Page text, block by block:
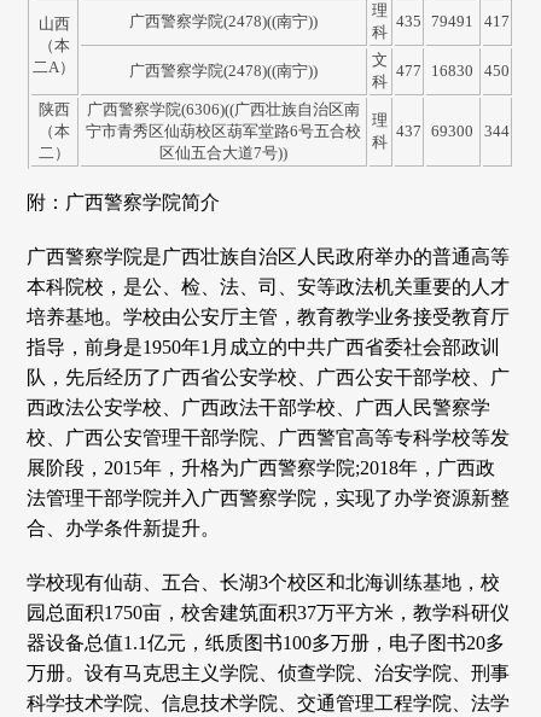
山西
（本
二A）
广西警察学院(2478)((南宁))
理
科
435 79491 417
广西警察学院(2478)((南宁))
文
科
477 16830 450
陕西
（本
二）
广西警察学院(6306)((广西壮族自治区南
宁市青秀区仙葫校区葫军堂路6号五合校
区仙五合大道7号))
理
科
437 69300 344
附：广西警察学院简介
广西警察学院是广西壮族自治区人民政府举办的普通高等
本科院校，是公、检、法、司、安等政法机关重要的人才
培养基地。学校由公安厅主管，教育教学业务接受教育厅
指导，前身是1950年1月成立的中共广西省委社会部政训
队，先后经历了广西省公安学校、广西公安干部学校、广
西政法公安学校、广西政法干部学校、广西人民警察学
校、广西公安管理干部学院、广西警官高等专科学校等发
展阶段，2015年，升格为广西警察学院;2018年，广西政
法管理干部学院并入广西警察学院，实现了办学资源新整
合、办学条件新提升。
学校现有仙葫、五合、长湖3个校区和北海训练基地，校
园总面积1750亩，校舍建筑面积37万平方米，教学科研仪
器设备总值1.1亿元，纸质图书100多万册，电子图书20多
万册。设有马克思主义学院、侦查学院、治安学院、刑事
科学技术学院、信息技术学院、交通管理工程学院、法学